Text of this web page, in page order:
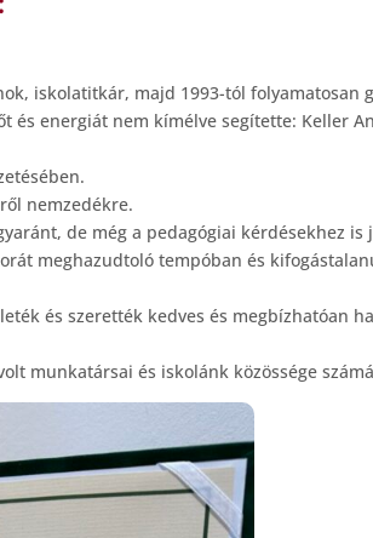
iskolatitkár, majd 1993-tól folyamatosan
és energiát nem kímélve segítette: Keller
nemzedékre.
de még a pedagógiai kérdésekhez is
meghazudtoló tempóban és
és szerették kedves és megbízhatóan
munkatársai és iskolánk közössége